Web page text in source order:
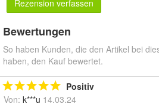
Rezension verfassen
Bewertungen
So haben Kunden, die den Artikel bei
haben, den Kauf bewertet.
Positiv
Von: k***u 14.03.24